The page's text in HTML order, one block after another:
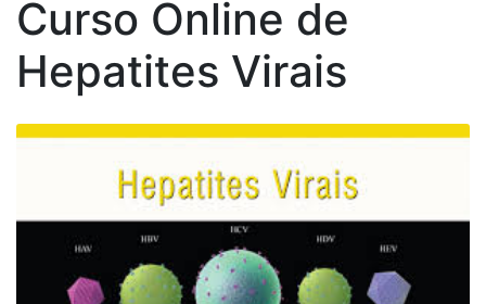
Curso Online de
Hepatites Virais